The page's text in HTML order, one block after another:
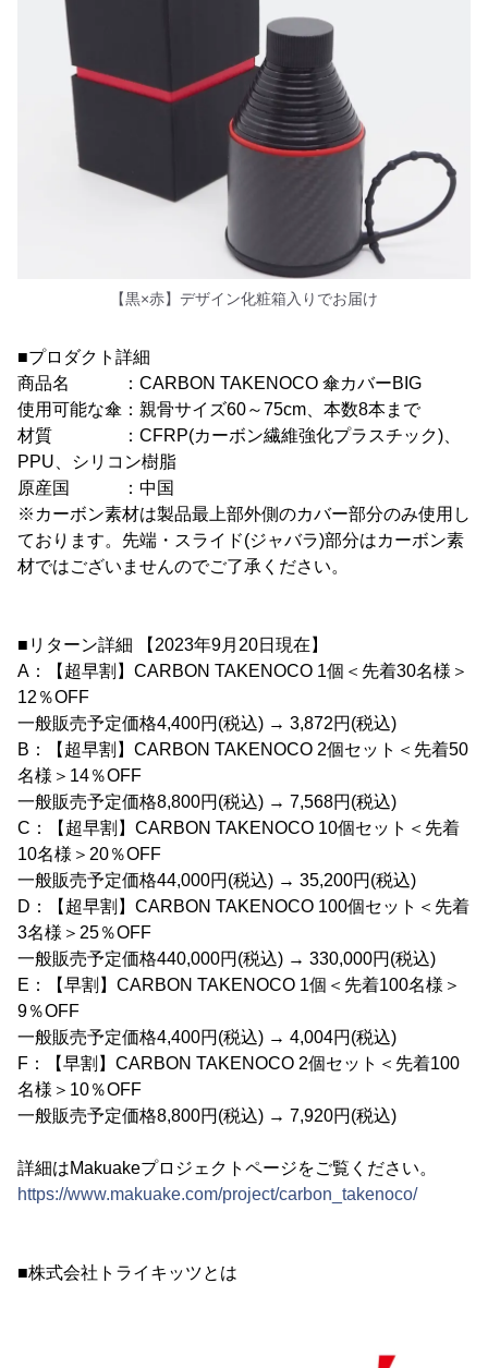
【黒×赤】デザイン化粧箱入りでお届け
■プロダクト詳細
商品名 ：CARBON TAKENOCO 傘カバーBIG
使用可能な傘：親骨サイズ60～75cm、本数8本まで
材質 ：CFRP(カーボン繊維強化プラスチック)、
PPU、シリコン樹脂
原産国 ：中国
※カーボン素材は製品最上部外側のカバー部分のみ使用し
ております。先端・スライド(ジャバラ)部分はカーボン素
材ではございませんのでご了承ください。
■リターン詳細 【2023年9月20日現在】
A：【超早割】CARBON TAKENOCO 1個＜先着30名様＞
12％OFF
一般販売予定価格4,400円(税込) → 3,872円(税込)
B：【超早割】CARBON TAKENOCO 2個セット＜先着50
名様＞14％OFF
一般販売予定価格8,800円(税込) → 7,568円(税込)
C：【超早割】CARBON TAKENOCO 10個セット＜先着
10名様＞20％OFF
一般販売予定価格44,000円(税込) → 35,200円(税込)
D：【超早割】CARBON TAKENOCO 100個セット＜先着
3名様＞25％OFF
一般販売予定価格440,000円(税込) → 330,000円(税込)
E：【早割】CARBON TAKENOCO 1個＜先着100名様＞
9％OFF
一般販売予定価格4,400円(税込) → 4,004円(税込)
F：【早割】CARBON TAKENOCO 2個セット＜先着100
名様＞10％OFF
一般販売予定価格8,800円(税込) → 7,920円(税込)
詳細はMakuakeプロジェクトページをご覧ください。
https://www.makuake.com/project/carbon_takenoco/
■株式会社トライキッツとは